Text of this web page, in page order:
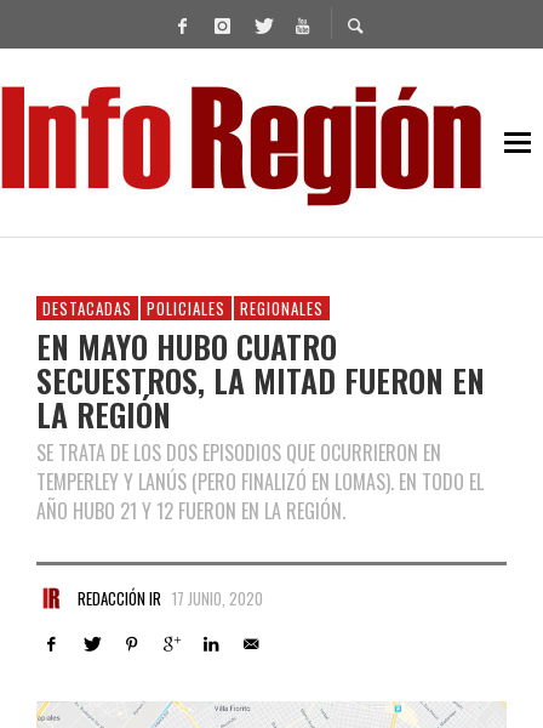
DESTACADAS POLICIALES REGIONALES
EN MAYO HUBO CUATRO
SECUESTROS, LA MITAD FUERON EN
LA REGIÓN
SE TRATA DE LOS DOS EPISODIOS QUE OCURRIERON EN
TEMPERLEY Y LANÚS (PERO FINALIZÓ EN LOMAS). EN TODO EL
AÑO HUBO 21 Y 12 FUERON EN LA REGIÓN.
REDACCIÓN IR 17 JUNIO, 2020